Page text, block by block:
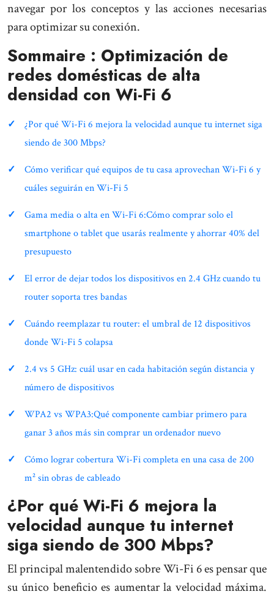
navegar por los conceptos y las acciones necesarias
para optimizar su conexión.
Sommaire : Optimización de
redes domésticas de alta
densidad con Wi-Fi 6
¿Por qué Wi-Fi 6 mejora la velocidad aunque tu internet siga
siendo de 300 Mbps?
Cómo verificar qué equipos de tu casa aprovechan Wi-Fi 6 y
cuáles seguirán en Wi-Fi 5
Gama media o alta en Wi-Fi 6:Cómo comprar solo el
smartphone o tablet que usarás realmente y ahorrar 40% del
presupuesto
El error de dejar todos los dispositivos en 2.4 GHz cuando tu
router soporta tres bandas
Cuándo reemplazar tu router: el umbral de 12 dispositivos
donde Wi-Fi 5 colapsa
2.4 vs 5 GHz: cuál usar en cada habitación según distancia y
número de dispositivos
WPA2 vs WPA3:Qué componente cambiar primero para
ganar 3 años más sin comprar un ordenador nuevo
Cómo lograr cobertura Wi-Fi completa en una casa de 200
m² sin obras de cableado
¿Por qué Wi-Fi 6 mejora la
velocidad aunque tu internet
siga siendo de 300 Mbps?
El principal malentendido sobre Wi-Fi 6 es pensar que
su único beneficio es aumentar la velocidad máxima.